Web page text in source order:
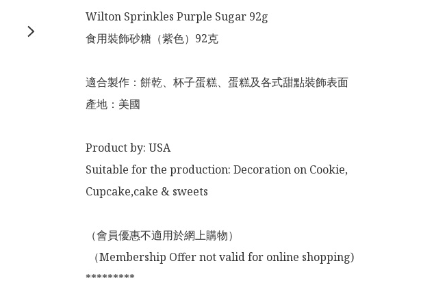
Wilton Sprinkles Purple Sugar 92g
食用裝飾砂糖（紫色）92克
適合製作：餅乾、杯子蛋糕、蛋糕及各式甜點裝飾表面
產地：美國
Product by: USA
Suitable for the production: Decoration on Cookie,
Cupcake,cake & sweets
（會員優惠不適用於網上購物）
*********